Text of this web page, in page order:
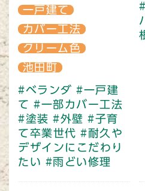
一戸建て
カバー工法
クリーム色
池田町
#ベランダ #一戸建
て #一部カバー工法
#塗装 #外壁 #子育
て卒業世代 #耐久や
デザインにこだわり
たい #雨どい修理